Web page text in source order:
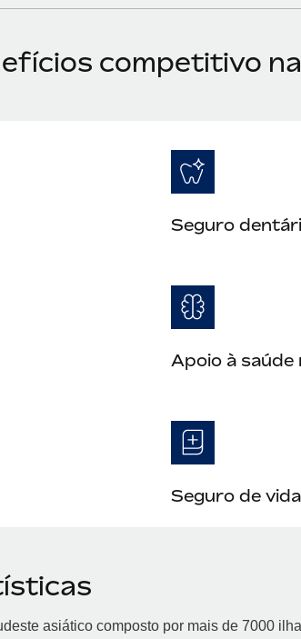
competitivo
Seguro
Apoio à saúde
Seguro de
asiático composto por mais de 7000